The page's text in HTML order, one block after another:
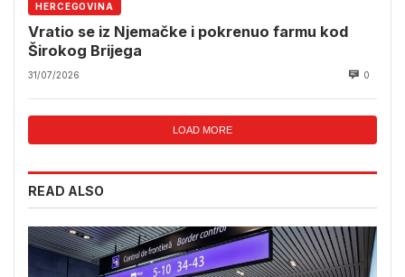
HERCEGOVINA
Vratio se iz Njemačke i pokrenuo farmu kod
Širokog Brijega
31/07/2026 0
LOAD MORE
READ ALSO